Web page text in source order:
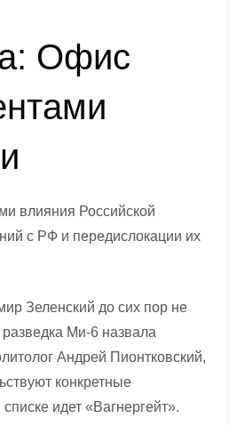
Офис
влияния Российской
с РФ и передислокации их
Зеленский до сих пор не
Ми-6 назвала
Андрей Пионтковский,
конкретные
идет «Вагнергейт».